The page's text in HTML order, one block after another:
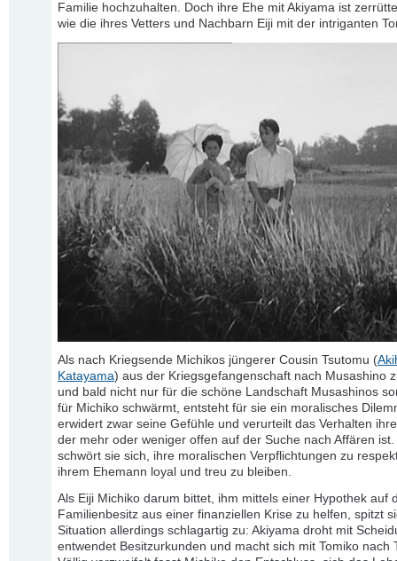
Familie hochzuhalten. Doch ihre Ehe mit Akiyama ist
wie die ihres Vetters und Nachbarn Eiji mit der intriganten
Als nach Kriegsende Michikos jüngerer Cousin Tsutomu (
Katayama) aus der Kriegsgefangenschaft nach Musashino
und bald nicht nur für die schöne Landschaft Musashinos
für Michiko schwärmt, entsteht für sie ein moralisches
erwidert zwar seine Gefühle und verurteilt das Verhalten
der mehr oder weniger offen auf der Suche nach Affären
schwört sie sich, ihre moralischen Verpflichtungen zu
ihrem Ehemann loyal und treu zu bleiben.
Als Eiji Michiko darum bittet, ihm mittels einer Hypothek auf
Familienbesitz aus einer finanziellen Krise zu helfen, spitzt
Situation allerdings schlagartig zu: Akiyama droht mit
entwendet Besitzurkunden und macht sich mit Tomiko nach